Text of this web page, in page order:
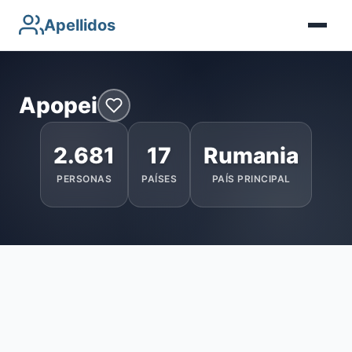
Apellidos
Apopei
2.681
PERSONAS
17
PAÍSES
Rumania
PAÍS PRINCIPAL